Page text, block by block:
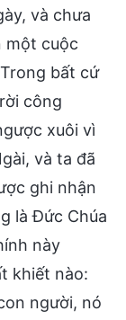
và chưa
một cuộc
bất cứ
công
xuôi vì
và ta đã
ghi nhận
là Đức Chúa
này
khiết nào:
người, nó